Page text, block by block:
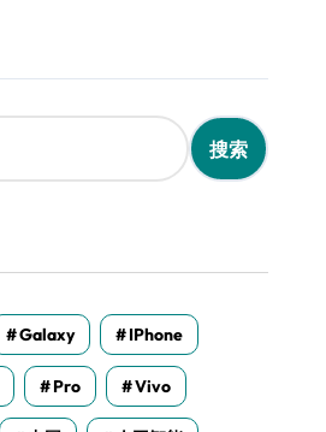
Galaxy IPhone
Pro Vivo